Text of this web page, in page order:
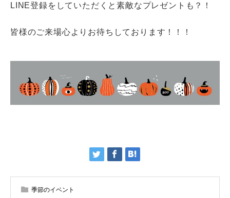
LINE登録をしていただくと素敵なプレゼントも？！
皆様のご来場心よりお待ちしております！！！
季節のイベント